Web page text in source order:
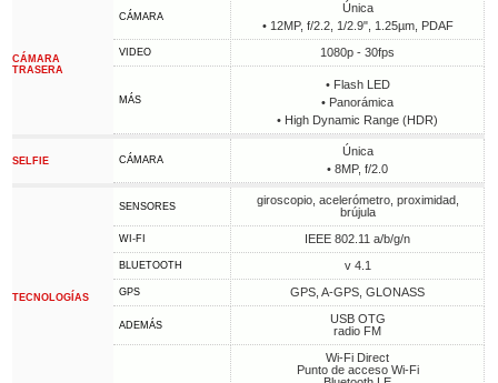
CÁMARA
TRASERA
CÁMARA
Única
• 12MP, f/2.2, 1/2.9", 1.25µm, PDAF
VIDEO 1080p - 30fps
MÁS
• Flash LED
• Panorámica
• High Dynamic Range (HDR)
SELFIE CÁMARA
Única
• 8MP, f/2.0
TECNOLOGÍAS
SENSORES
giroscopio, acelerómetro, proximidad,
brújula
WI-FI IEEE 802.11 a/b/g/n
BLUETOOTH v 4.1
GPS GPS, A-GPS, GLONASS
ADEMÁS
USB OTG
radio FM
Wi-Fi Direct
Punto de acceso Wi-Fi